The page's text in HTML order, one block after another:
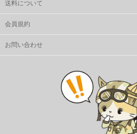
送料について
会員規約
お問い合わせ